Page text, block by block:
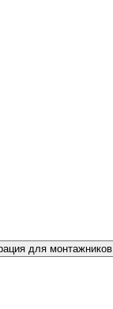
Регистрация для монтажников